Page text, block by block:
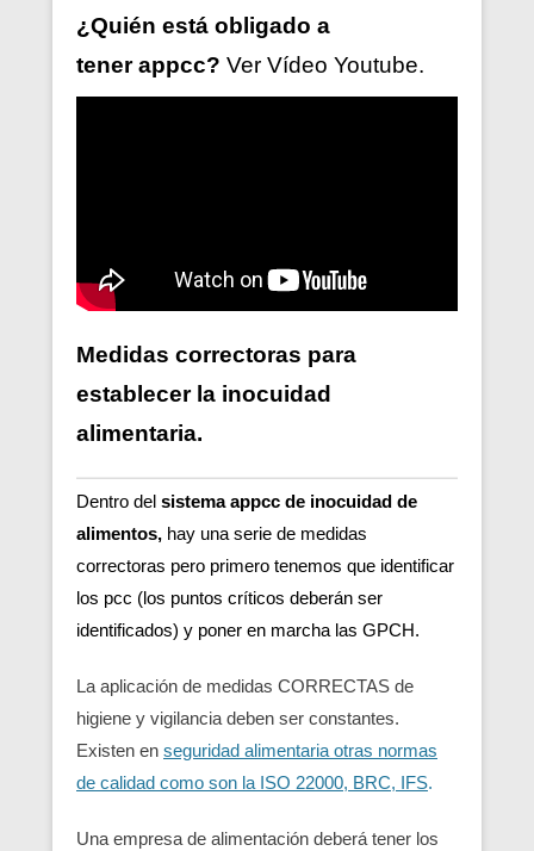
¿Quién está obligado a
tenerappcc? Ver Vídeo Youtube.
Medidas correctoras para
establecer la inocuidad
alimentaria.
Dentro del sistema appcc de inocuidad de
alimentos, hay una serie de medidas
correctoras pero primero tenemos que identificar
los pcc (los puntos críticos deberán ser
identificados) y poner en marcha las GPCH.
La aplicación de medidas CORRECTAS de
higiene y vigilancia deben ser constantes.
Existen en seguridad alimentaria otras normas
de calidad como son la ISO 22000, BRC, IFS.
Una empresa de alimentación deberá tener los